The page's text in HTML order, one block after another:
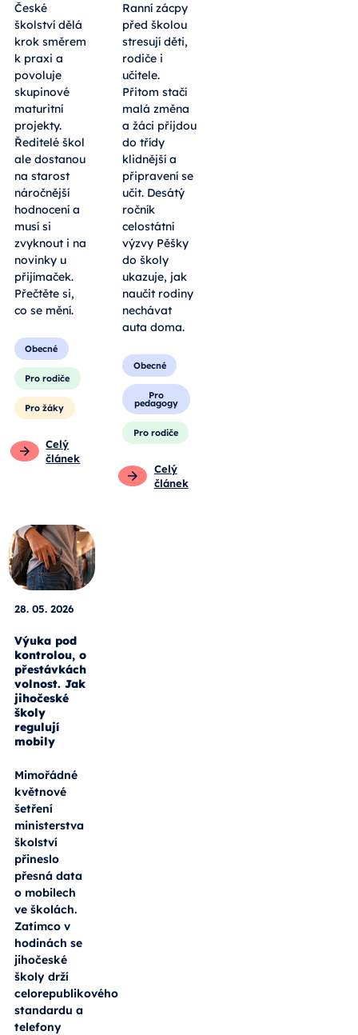
České
školství dělá
krok směrem
k praxi a
povoluje
skupinové
maturitní
projekty.
Ředitelé škol
ale dostanou
na starost
náročnější
hodnocení a
musí si
zvyknout i na
novinky u
přijímaček.
Přečtěte si,
co se mění.
Obecné
Pro rodiče
Pro žáky
Celý
článek
Ranní zácpy
před školou
stresují děti,
rodiče i
učitele.
Přitom stačí
malá změna
a žáci přijdou
do třídy
klidnější a
připravení se
učit. Desátý
ročník
celostátní
výzvy Pěšky
do školy
ukazuje, jak
naučit rodiny
nechávat
auta doma.
Obecné
Pro
pedagogy
Pro rodiče
Celý
článek
28. 05. 2026
Výuka pod
kontrolou, o
přestávkách
volnost. Jak
jihočeské
školy
regulují
mobily
Mimořádné
květnové
šetření
ministerstva
školství
přineslo
přesná data
o mobilech
ve školách.
Zatímco v
hodinách se
jihočeské
školy drží
celorepublikového
standardu a
telefony